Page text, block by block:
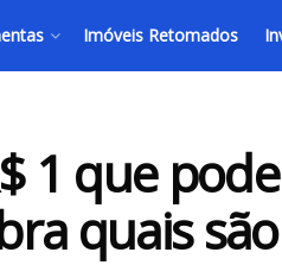
Imóveis Retomados
1 que
quais são